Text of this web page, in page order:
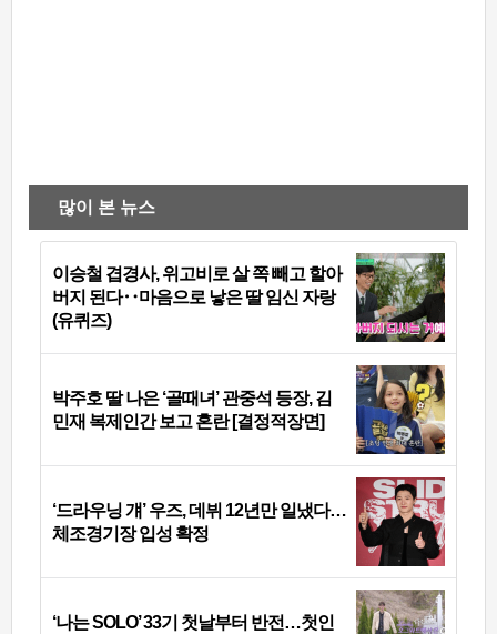
많이 본 뉴스
이승철 겹경사, 위고비로 살 쪽 빼고 할아
버지 된다‥마음으로 낳은 딸 임신 자랑
(유퀴즈)
박주호 딸 나은 ‘골때녀’ 관중석 등장, 김
민재 복제인간 보고 혼란 [결정적장면]
‘드라우닝 걔’ 우즈, 데뷔 12년만 일냈다…
체조경기장 입성 확정
‘나는 SOLO’ 33기 첫날부터 반전…첫인